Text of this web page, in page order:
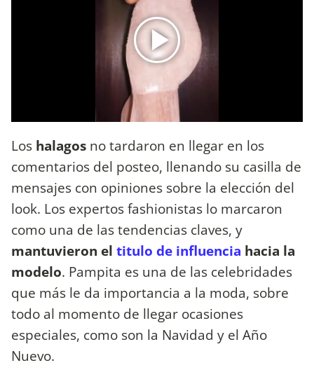
Los halagos no tardaron en llegar en los
comentarios del posteo, llenando su casilla de
mensajes con opiniones sobre la elección del
look. Los expertos fashionistas lo marcaron
como una de las tendencias claves, y
mantuvieron el titulo de influencia hacia la
modelo. Pampita es una de las celebridades
que más le da importancia a la moda, sobre
todo al momento de llegar ocasiones
especiales, como son la Navidad y el Año
Nuevo.